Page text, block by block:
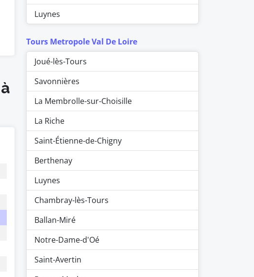
Luynes
Tours Metropole Val De Loire
Joué-lès-Tours
Savonnières
La Membrolle-sur-Choisille
La Riche
Saint-Étienne-de-Chigny
Berthenay
Luynes
Chambray-lès-Tours
Ballan-Miré
Notre-Dame-d'Oé
Saint-Avertin